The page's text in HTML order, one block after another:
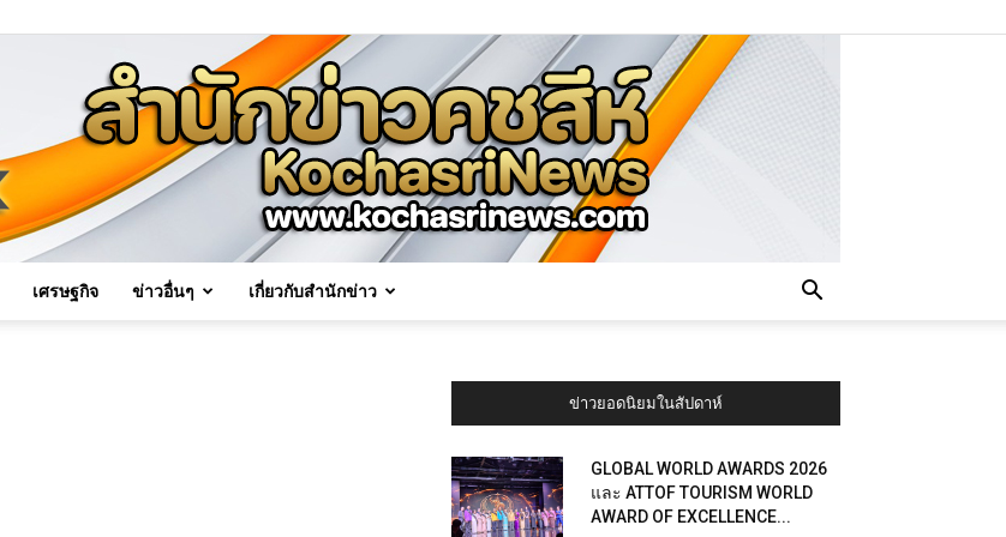
เศรษฐกิจ ข่าวอื่นๆ เกี่ยวกับสำนักข่าว
ข่าวยอดนิยมในสัปดาห์
GLOBAL WORLD AWARDS 2026
และ ATTOF TOURISM WORLD
AWARD OF EXCELLENCE...